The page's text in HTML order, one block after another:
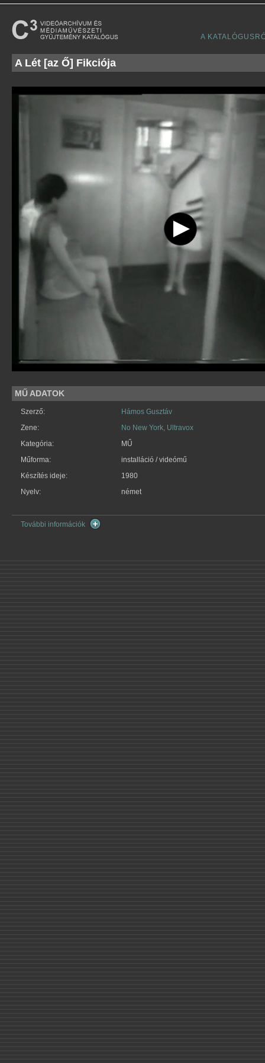
A
A Lét [az Ő] Fikciója
MŰ ADATOK
Szerző:
Hámos Gusztáv
Zene:
No New York, Ultravox
Kategória:
MŰ
Műforma:
installáció / videómű
Készítés ideje:
1980
Nyelv:
német
További információk